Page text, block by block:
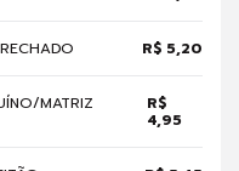
R$ 5,20
MATRIZ R$
4,95